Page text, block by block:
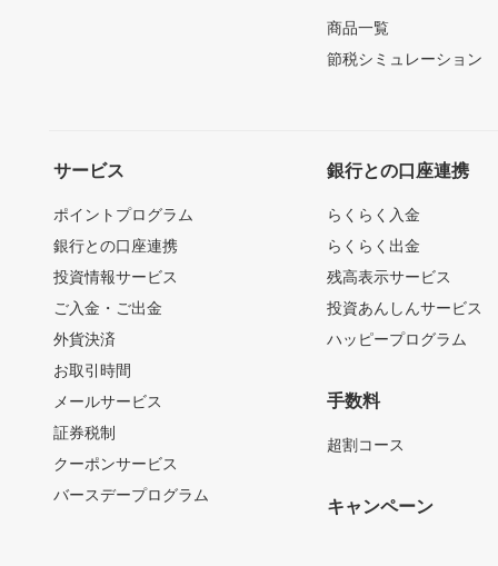
商品一覧
節税シミュレーション
サービス
ポイントプログラム
銀行との口座連携
投資情報サービス
ご入金・ご出金
外貨決済
お取引時間
メールサービス
証券税制
クーポンサービス
バースデープログラム
銀行との口座連携
らくらく入金
らくらく出金
残高表示サービス
投資あんしんサービス
ハッピープログラム
手数料
超割コース
キャンペーン